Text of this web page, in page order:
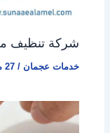
شركة تنظيف
خدمات عجمان /27 مارس، 2026